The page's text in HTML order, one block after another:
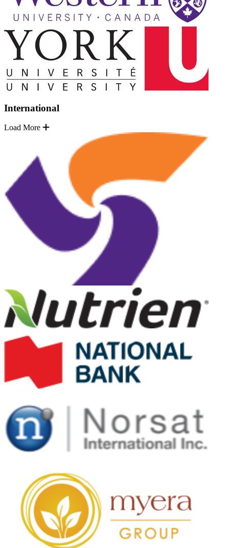
International
Load More